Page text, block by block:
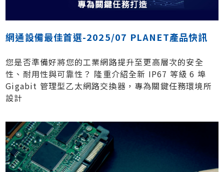
網通設備最佳首選-2025/07 PLANET產品快訊
您是否準備好將您的工業網路提升至更高層次的安全
性、耐用性與可靠性？ 隆重介紹全新 IP67 等級 6 埠
Gigabit 管理型乙太網路交換器，專為關鍵任務環境所
設計